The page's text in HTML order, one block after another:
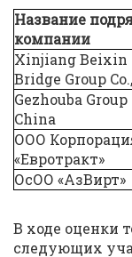
Название
компании
Xinjiang Beixin
Bridge Group
Gezhouba
China
ООО
«Евротракт»
ОсОО «АзВирт»
В ходе оценки
следующих